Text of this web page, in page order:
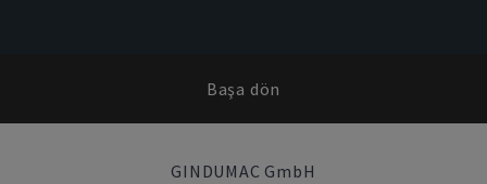
Başa dön
GINDUMAC GmbH